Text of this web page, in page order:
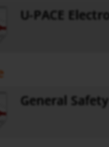
U-PACE
General